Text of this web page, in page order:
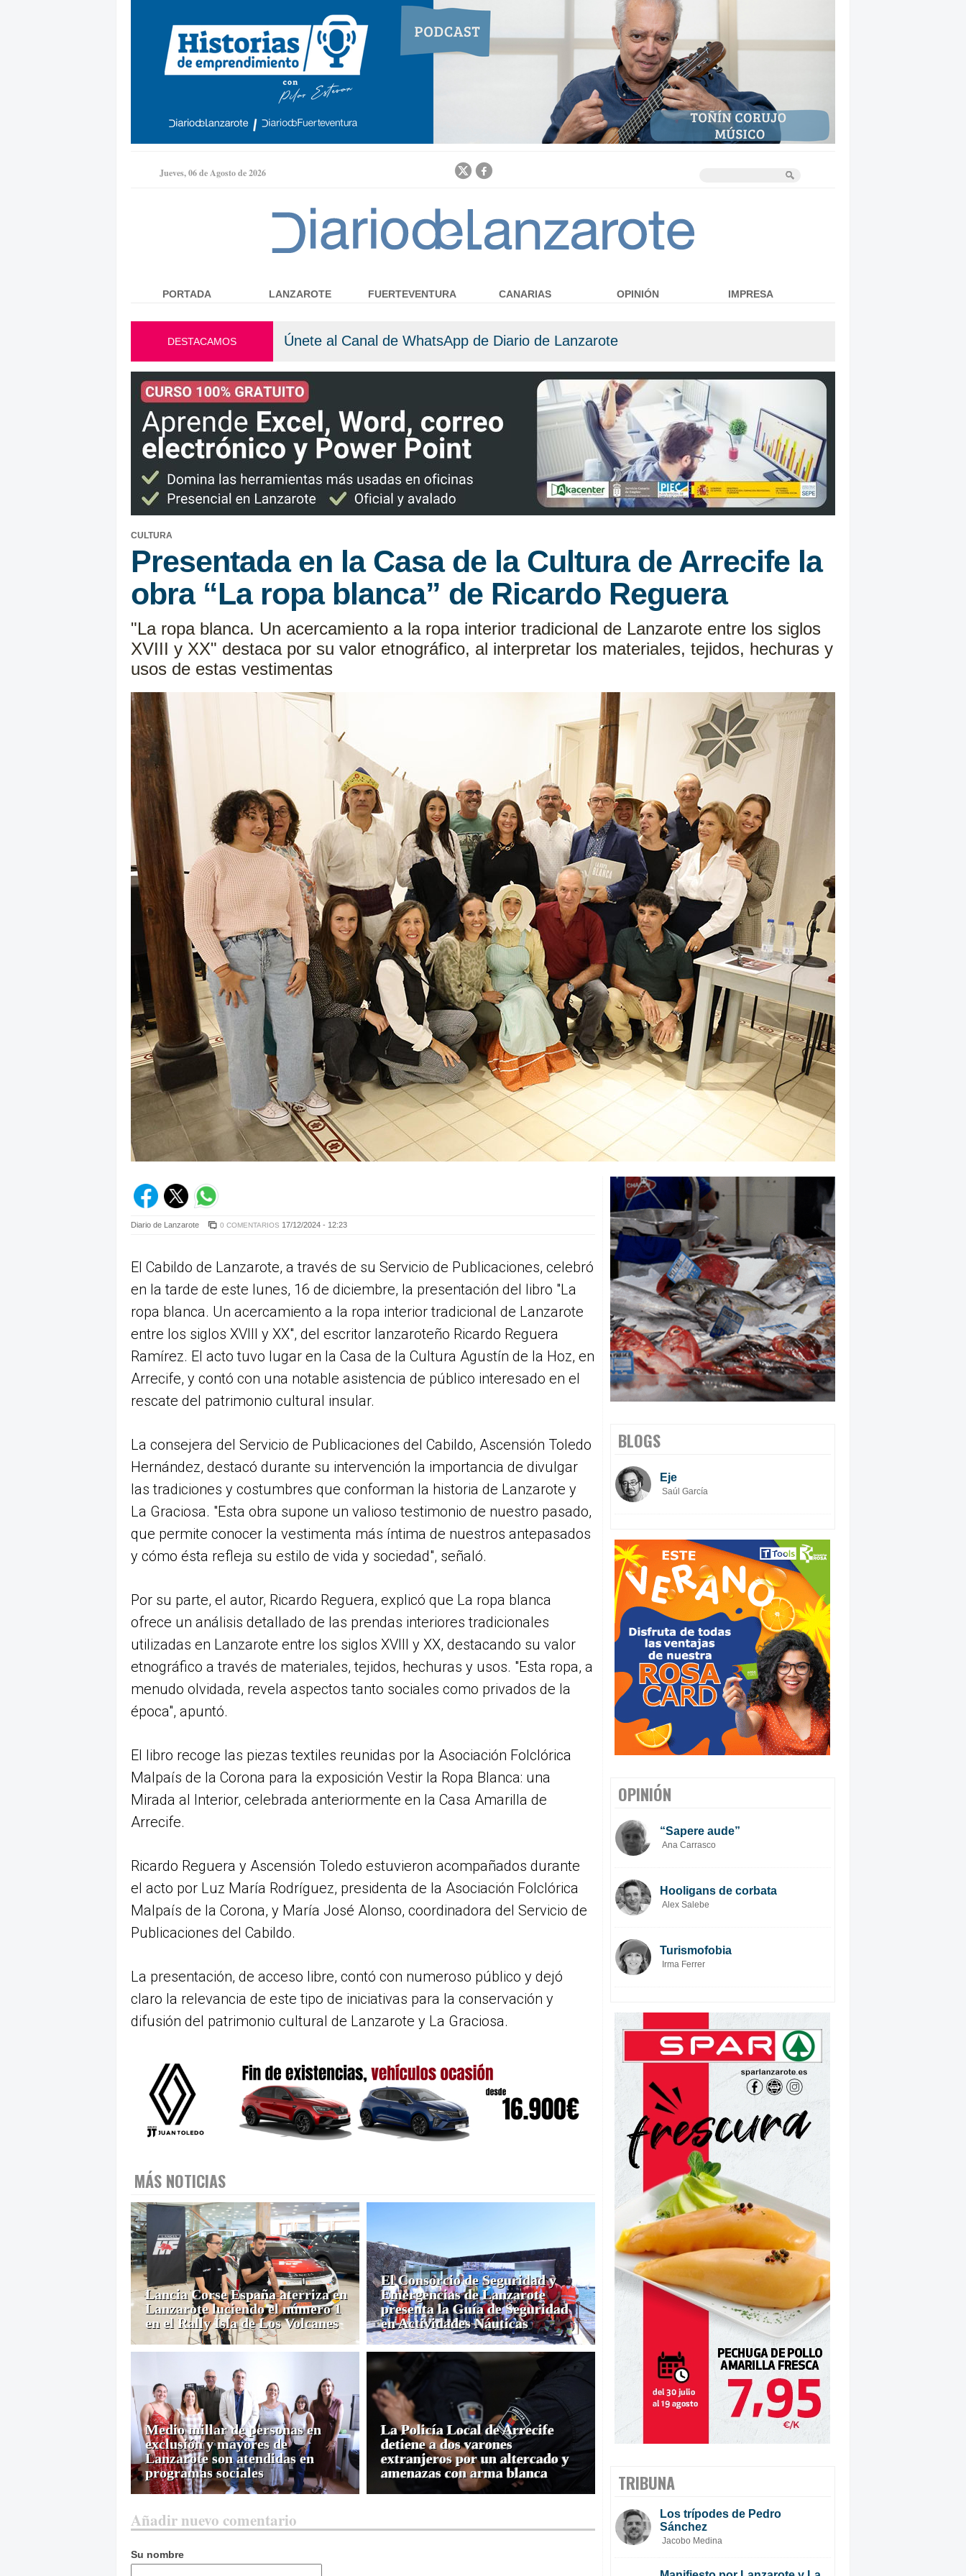
Jump to navigation
Jueves, 06 de Agosto de 2026
DESTACAMOS Únete al Canal de WhatsApp de Diario de Lanzarote
CULTURA
Presentada en la Casa de la Cultura de Arrecife la
obra “La ropa blanca” de Ricardo Reguera
"La ropa blanca. Un acercamiento a la ropa interior tradicional de Lanzarote entre los siglos
XVIII y XX" destaca por su valor etnográfico, al interpretar los materiales, tejidos, hechuras y
usos de estas vestimentas
Diario de Lanzarote 0 COMENTARIOS 17/12/2024 - 12:23
El Cabildo de Lanzarote, a través de su Servicio de Publicaciones, celebró
en la tarde de este lunes, 16 de diciembre, la presentación del libro "La
ropa blanca. Un acercamiento a la ropa interior tradicional de Lanzarote
entre los siglos XVIII y XX", del escritor lanzaroteño Ricardo Reguera
Ramírez. El acto tuvo lugar en la Casa de la Cultura Agustín de la Hoz, en
Arrecife, y contó con una notable asistencia de público interesado en el
rescate del patrimonio cultural insular.
La consejera del Servicio de Publicaciones del Cabildo, Ascensión Toledo
Hernández, destacó durante su intervención la importancia de divulgar
las tradiciones y costumbres que conforman la historia de Lanzarote y
La Graciosa. "Esta obra supone un valioso testimonio de nuestro pasado,
que permite conocer la vestimenta más íntima de nuestros antepasados
y cómo ésta refleja su estilo de vida y sociedad", señaló.
Por su parte, el autor, Ricardo Reguera, explicó que La ropa blanca
ofrece un análisis detallado de las prendas interiores tradicionales
utilizadas en Lanzarote entre los siglos XVIII y XX, destacando su valor
etnográfico a través de materiales, tejidos, hechuras y usos. "Esta ropa, a
menudo olvidada, revela aspectos tanto sociales como privados de la
época", apuntó.
El libro recoge las piezas textiles reunidas por la Asociación Folclórica
Malpaís de la Corona para la exposición Vestir la Ropa Blanca: una
Mirada al Interior, celebrada anteriormente en la Casa Amarilla de
Arrecife.
Ricardo Reguera y Ascensión Toledo estuvieron acompañados durante
el acto por Luz María Rodríguez, presidenta de la Asociación Folclórica
Malpaís de la Corona, y María José Alonso, coordinadora del Servicio de
Publicaciones del Cabildo.
La presentación, de acceso libre, contó con numeroso público y dejó
claro la relevancia de este tipo de iniciativas para la conservación y
difusión del patrimonio cultural de Lanzarote y La Graciosa.
MÁS NOTICIAS
Lancia Corse España aterriza en
Lanzarote luciendo el número 1
en el Rally Isla de Los Volcanes
El Consorcio de Seguridad y
Emergencias de Lanzarote
presenta la Guía de Seguridad
en Actividades Náuticas
Medio millar de personas en
exclusión y mayores de
Lanzarote son atendidas en
programas sociales
La Policía Local de Arrecife
detiene a dos varones
extranjeros por un altercado y
amenazas con arma blanca
Añadir nuevo comentario
Su nombre
PORTADA LANZAROTE FUERTEVENTURA CANARIAS OPINIÓN IMPRESA
BLOGS
Eje
Saúl García
OPINIÓN
“Sapere aude”
Ana Carrasco
Hooligans de corbata
Alex Salebe
Turismofobia
Irma Ferrer
TRIBUNA
Los trípodes de Pedro
Sánchez
Jacobo Medina